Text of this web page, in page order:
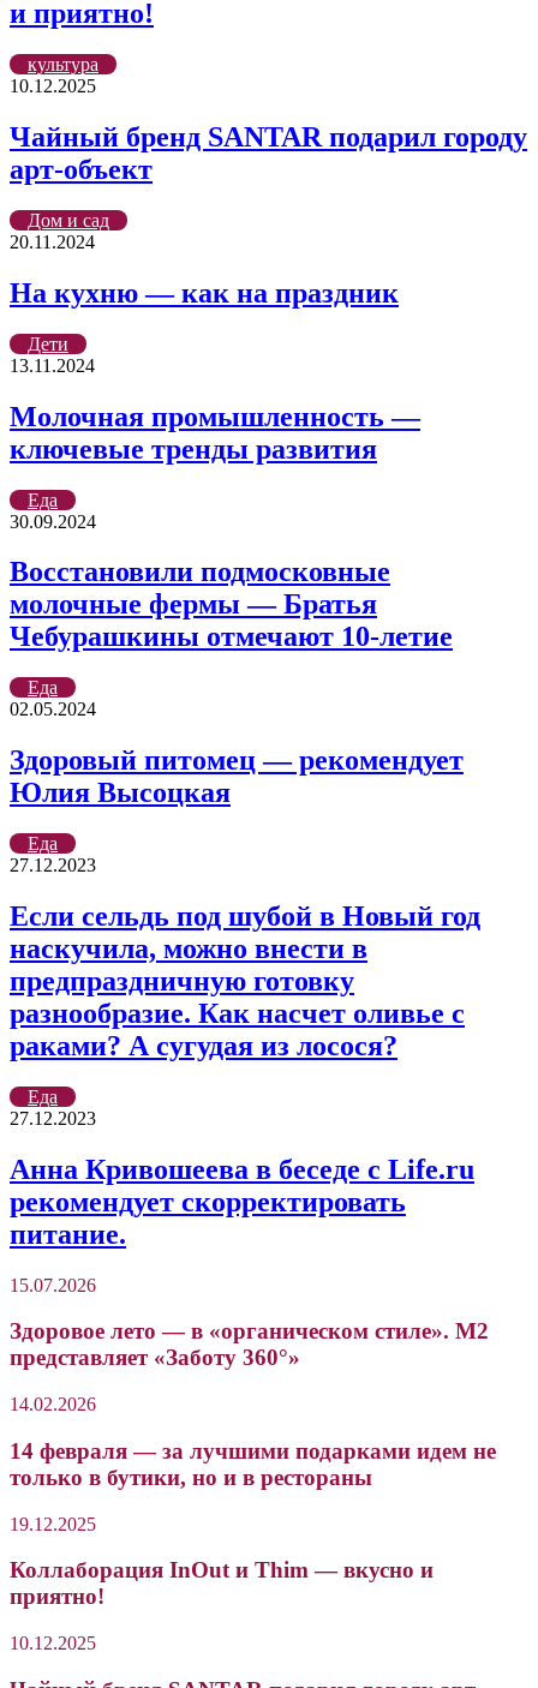
и приятно!
культура
10.12.2025
Чайный бренд SANTAR подарил городу
арт-объект
Дом и сад
20.11.2024
На кухню — как на праздник
Дети
13.11.2024
Молочная промышленность —
ключевые тренды развития
Еда
30.09.2024
Восстановили подмосковные
молочные фермы — Братья
Чебурашкины отмечают 10-летие
Еда
02.05.2024
Здоровый питомец — рекомендует
Юлия Высоцкая
Еда
27.12.2023
Если сельдь под шубой в Новый год
наскучила, можно внести в
предпраздничную готовку
разнообразие. Как насчет оливье с
раками? А сугудая из лосося?
Еда
27.12.2023
Анна Кривошеева в беседе с Life.ru
рекомендует скорректировать
питание.
15.07.2026
Здоровое лето — в «органическом стиле». М2
представляет «Заботу 360°»
14.02.2026
14 февраля — за лучшими подарками идем не
только в бутики, но и в рестораны
19.12.2025
Коллаборация InOut и Thim — вкусно и
приятно!
10.12.2025